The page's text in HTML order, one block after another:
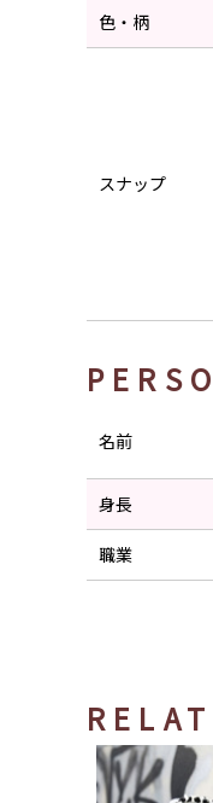
色・柄
スナップ
名前
身長
職業